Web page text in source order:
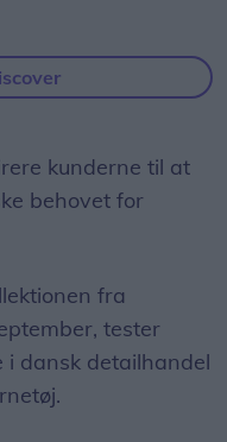
kunderne til at
behovet for
fra
tester
i dansk detailhandel